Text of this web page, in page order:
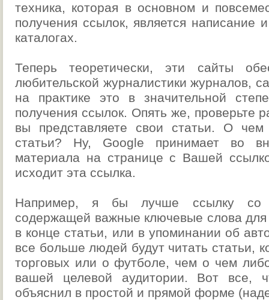
техника, которая в основном и
получения ссылок, является написание
каталогах.
Теперь теоретически, эти сайты
любительской журналистики журналов,
на практике это в значительной
получения ссылок. Опять же, проверьте
вы представляете свои статьи. О
статьи? Ну, Google принимает во
материала на странице с Вашей
исходит эта ссылка.
Например, я бы лучше ссылку со
содержащей важные ключевые слова для
в конце статьи, или в упоминании об
все больше людей будут читать статьи,
торговых или о футболе, чем о чем
вашей целевой аудитории. Вот все,
объяснил в простой и прямой форме